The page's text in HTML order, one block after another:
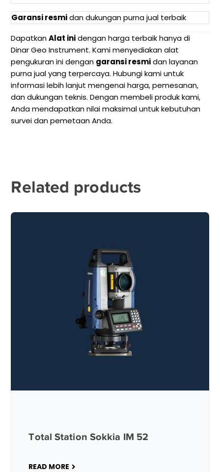
Garansi resmidan dukungan purna jual terbaik
DapatkanAlat inidengan harga terbaik hanya di
Dinar Geo Instrument. Kami menyediakan alat
pengukuran ini dengan garansi resmidan layanan
purna jual yang terpercaya. Hubungi kami untuk
informasi lebih lanjut mengenai harga, pemesanan,
dan dukungan teknis. Dengan membeli produk kami,
Anda mendapatkan nilai maksimal untuk kebutuhan
survei dan pemetaan Anda.
Related products
Total Station Sokkia IM 52
READ MORE